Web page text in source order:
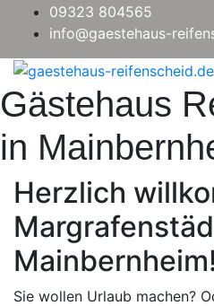
09323 804565
info@gaestehaus-
Gästehaus
in
Herzlich
Mainbernheim!
Sie wollen Urlaub machen?